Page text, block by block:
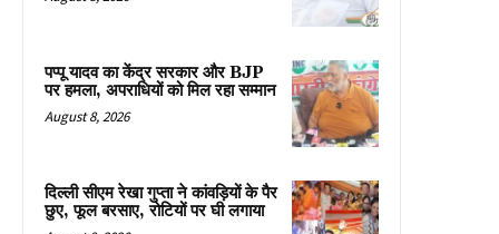
पप्पू यादव का केंद्र सरकार और BJP
पर हमला, अपराधियों को मिल रहा सम्मान
August 8, 2026
दिल्ली सीएम रेखा गुप्ता ने कांवड़ियों के पैर
छुए, फूल बरसाए, रोटियों पर घी लगाया